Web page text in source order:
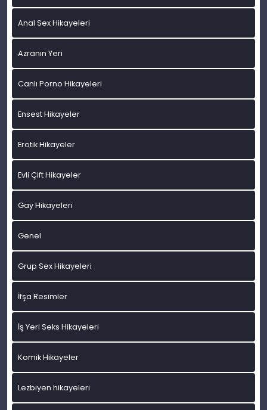
Anal Sex Hikayeleri
Azranın Yeri
Canlı Porno Hikayeleri
Ensest Hikayeler
Erotik Hikayeler
Evli Çift Hikayeler
Gay Hikayeleri
Genel
Grup Sex Hikayeleri
İfşa Resimler
İş Yeri Seks Hikayeleri
Komik Hikayeler
Lezbiyen hikayeleri